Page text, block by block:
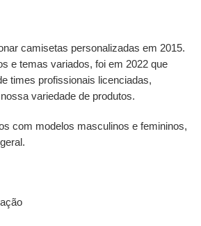
camisetas personalizadas em 2015.
e temas variados, foi em 2022 que
times profissionais licenciadas,
variedade de produtos.
com modelos masculinos e femininos,